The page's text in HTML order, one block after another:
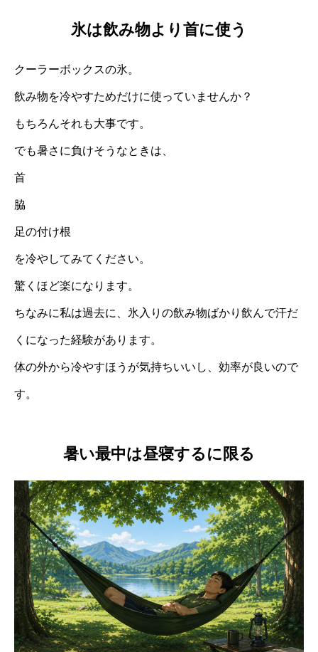
氷は飲み物より首に使う
クーラーボックスの氷。
飲み物を冷やすためだけに使っていませんか？
もちろんそれも大事です。
でも暑さに負けそうなときは、
首
脇
足の付け根
を冷やしてみてください。
驚くほど楽になります。
ちなみに私は過去に、氷入りの飲み物ばかり飲んで汗だ
くになった経験があります。
体の外から冷やすほうが気持ちいいし、効率が良いので
す。
暑い最中は昼寝するに限る